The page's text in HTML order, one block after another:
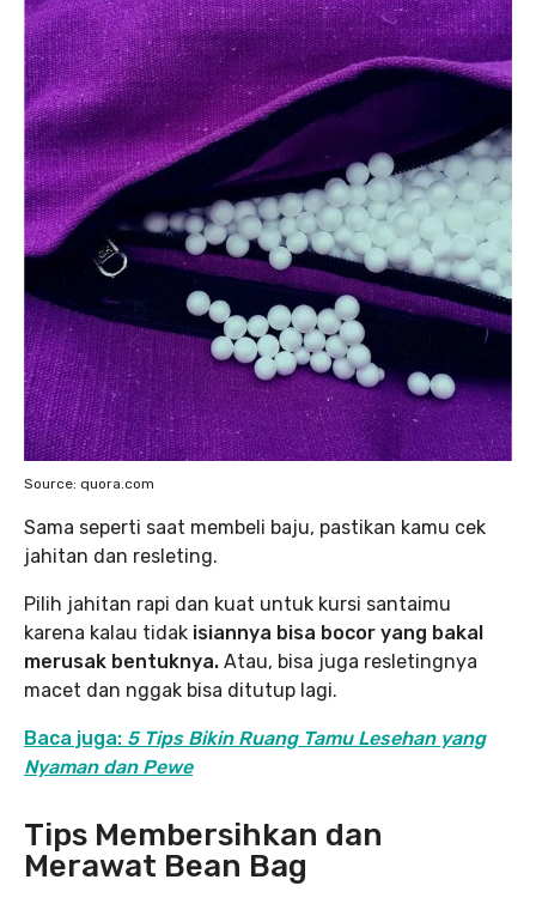
Source: quora.com
Sama seperti saat membeli baju, pastikan kamu cek
jahitan dan resleting.
Pilih jahitan rapi dan kuat untuk kursi santaimu
karena kalau tidak isiannya bisa bocor yang bakal
merusak bentuknya. Atau, bisa juga resletingnya
macet dan nggak bisa ditutup lagi.
Baca juga: 5 Tips Bikin Ruang Tamu Lesehan yang
Nyaman dan Pewe
Tips Membersihkan dan
Merawat Bean Bag